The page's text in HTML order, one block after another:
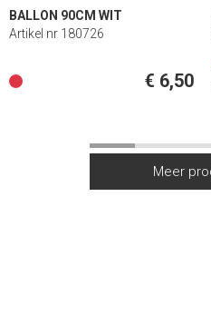
BALLON 90CM WIT
Artikel nr 180726
€ 6,50